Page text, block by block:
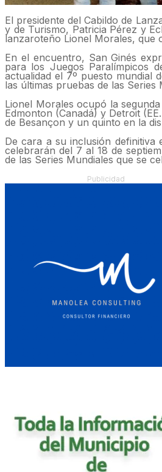
El presidente del Cabildo de
y de Turismo, Patricia Pérez y
lanzaroteño Lionel Morales, que
En el encuentro, San Ginés
para los Juegos Paralímpicos
actualidad el 7º puesto mundial
las últimas pruebas de las Series
Lionel Morales ocupó la
Edmonton (Canadá) y Detroit
de Besançon y un quinto en la
De cara a su inclusión definitiva
celebrarán del 7 al 18 de
de las Series Mundiales que se
Publicidad